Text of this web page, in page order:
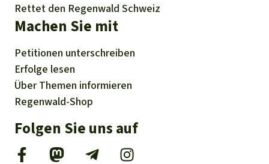
Rettet den Regenwald Schweiz
Machen Sie mit
Petitionen unterschreiben
Erfolge lesen
Über Themen informieren
Regenwald-Shop
Folgen Sie uns auf